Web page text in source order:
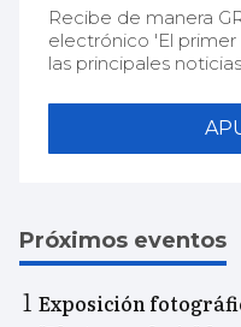
Recibe de manera
electrónico 'El
las principales noticias.
Próximos eventos
Exposición